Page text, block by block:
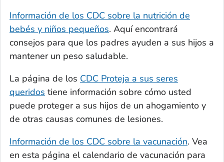
Información de los CDC sobre la nutrición de
bebés y niños pequeños. Aquí encontrará
consejos para que los padres ayuden a sus hijos a
mantener un peso saludable.
La página de los CDC Proteja a sus seres
queridos tiene información sobre cómo usted
puede proteger a sus hijos de un ahogamiento y
de otras causas comunes de lesiones.
Información de los CDC sobre la vacunación. Vea
en esta página el calendario de vacunación para